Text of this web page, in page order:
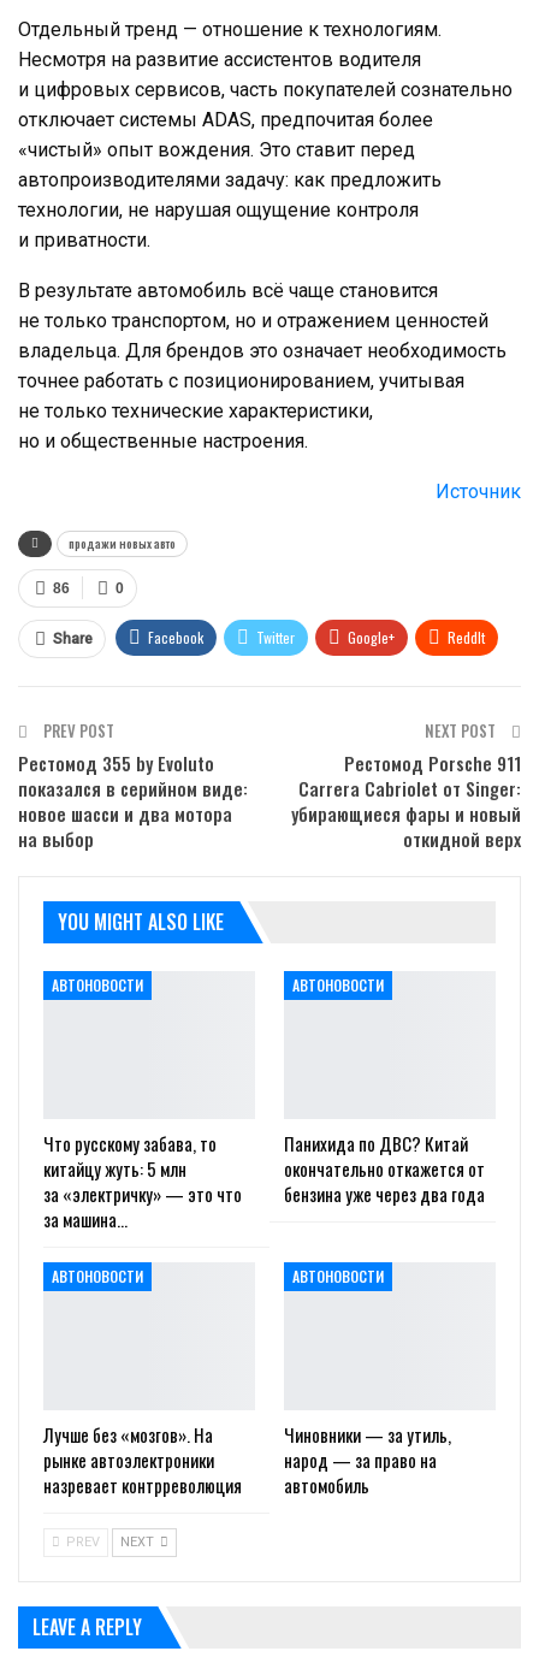
Отдельный тренд — отношение к технологиям.
Несмотря на развитие ассистентов водителя
и цифровых сервисов, часть покупателей сознательно
отключает системы ADAS, предпочитая более
«чистый» опыт вождения. Это ставит перед
автопроизводителями задачу: как предложить
технологии, не нарушая ощущение контроля
и приватности.
В результате автомобиль всё чаще становится
не только транспортом, но и отражением ценностей
владельца. Для брендов это означает необходимость
точнее работать с позиционированием, учитывая
не только технические характеристики,
но и общественные настроения.
Источник
продажи новых авто
0
86
Share Facebook Twitter Google+ ReddIt
PREV POST
Рестомод 355 by Evoluto
показался в серийном виде:
новое шасси и два мотора
на выбор
NEXT POST
Рестомод Porsche 911
Carrera Cabriolet от Singer:
убирающиеся фары и новый
откидной верх
YOU MIGHT ALSO LIKE
АВТОНОВОСТИ
Что русскому забава, то
китайцу жуть: 5 млн
за «электричку» — это что
за машина…
АВТОНОВОСТИ
Панихида по ДВС? Китай
окончательно откажется от
бензина уже через два года
АВТОНОВОСТИ
Лучше без «мозгов». На
рынке автоэлектроники
назревает контрреволюция
АВТОНОВОСТИ
Чиновники — за утиль,
народ — за право на
автомобиль
PREV NEXT
LEAVE A REPLY